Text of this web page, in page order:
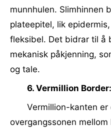
munnhulen. Slimhinnen
plateepitel, lik
fleksibel. Det bidrar til å
mekanisk påkjenning,
og tale.
6. Vermillion Border:
Vermillion-kanten
overgangssonen